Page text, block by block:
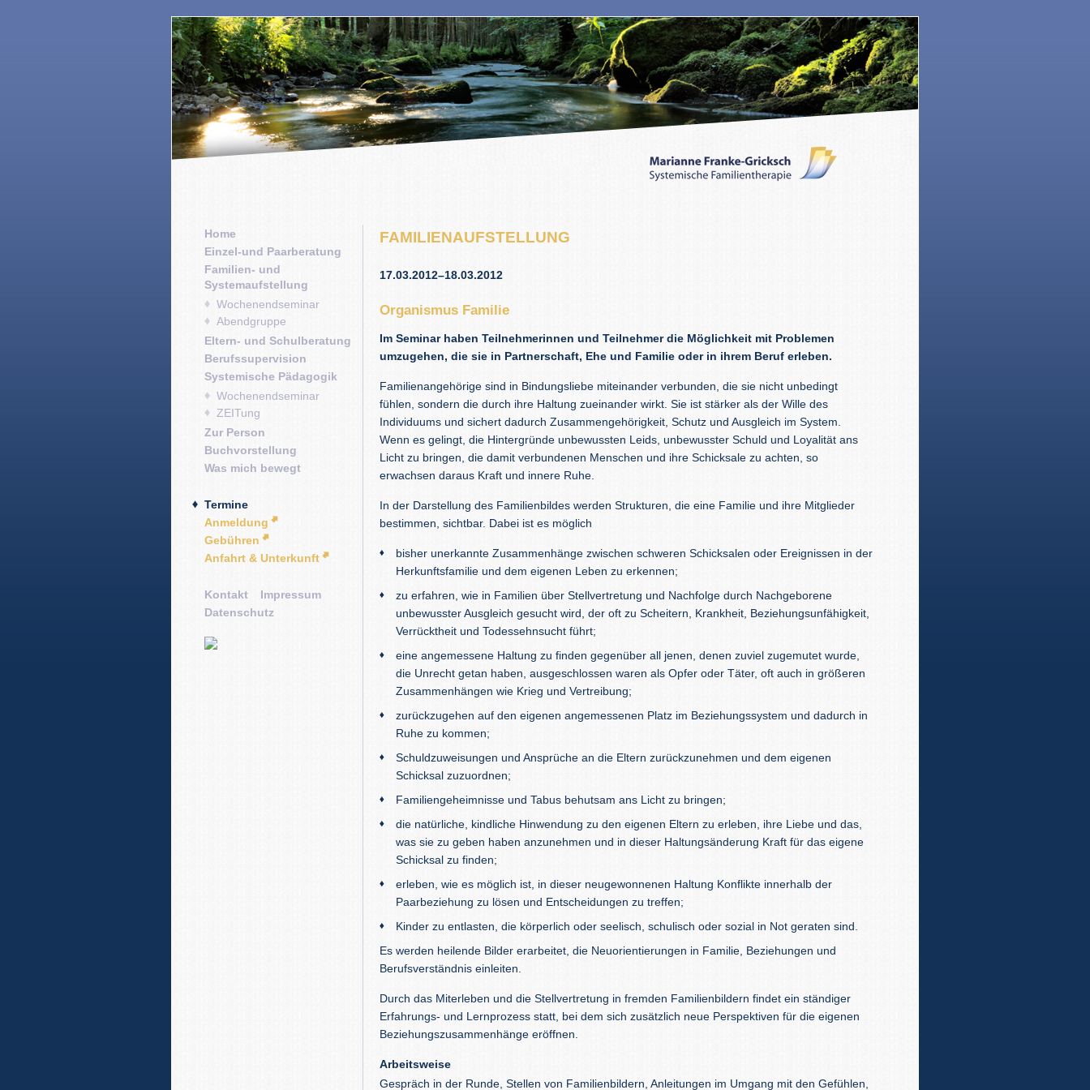
Home
Einzel-und Paarberatung
Familien- und
Systemaufstellung
Wochenendseminar
Abendgruppe
Eltern- und Schulberatung
Berufssupervision
Systemische Pädagogik
Wochenendseminar
ZEITung
Zur Person
Buchvorstellung
Was mich bewegt
Termine
Anmeldung
Gebühren
Anfahrt & Unterkunft
Kontakt
Impressum
Datenschutz
FAMILIENAUFSTELLUNG
17.03.2012–18.03.2012
Organismus Familie
Im Seminar haben Teilnehmerinnen und Teilnehmer die Möglichkeit mit Problemen
umzugehen, die sie in Partnerschaft, Ehe und Familie oder in ihrem Beruf erleben.
Familienangehörige sind in Bindungsliebe miteinander verbunden, die sie nicht unbedingt
fühlen, sondern die durch ihre Haltung zueinander wirkt. Sie ist stärker als der Wille des
Individuums und sichert dadurch Zusammengehörigkeit, Schutz und Ausgleich im System.
Wenn es gelingt, die Hintergründe unbewussten Leids, unbewusster Schuld und Loyalität ans
Licht zu bringen, die damit verbundenen Menschen und ihre Schicksale zu achten, so
erwachsen daraus Kraft und innere Ruhe.
In der Darstellung des Familienbildes werden Strukturen, die eine Familie und ihre Mitglieder
bestimmen, sichtbar. Dabei ist es möglich
bisher unerkannte Zusammenhänge zwischen schweren Schicksalen oder Ereignissen in der
Herkunftsfamilie und dem eigenen Leben zu erkennen;
zu erfahren, wie in Familien über Stellvertretung und Nachfolge durch Nachgeborene
unbewusster Ausgleich gesucht wird, der oft zu Scheitern, Krankheit, Beziehungsunfähigkeit,
Verrücktheit und Todessehnsucht führt;
eine angemessene Haltung zu finden gegenüber all jenen, denen zuviel zugemutet wurde,
die Unrecht getan haben, ausgeschlossen waren als Opfer oder Täter, oft auch in größeren
Zusammenhängen wie Krieg und Vertreibung;
zurückzugehen auf den eigenen angemessenen Platz im Beziehungssystem und dadurch in
Ruhe zu kommen;
Schuldzuweisungen und Ansprüche an die Eltern zurückzunehmen und dem eigenen
Schicksal zuzuordnen;
Familiengeheimnisse und Tabus behutsam ans Licht zu bringen;
die natürliche, kindliche Hinwendung zu den eigenen Eltern zu erleben, ihre Liebe und das,
was sie zu geben haben anzunehmen und in dieser Haltungsänderung Kraft für das eigene
Schicksal zu finden;
erleben, wie es möglich ist, in dieser neugewonnenen Haltung Konflikte innerhalb der
Paarbeziehung zu lösen und Entscheidungen zu treffen;
Kinder zu entlasten, die körperlich oder seelisch, schulisch oder sozial in Not geraten sind.
Es werden heilende Bilder erarbeitet, die Neuorientierungen in Familie, Beziehungen und
Berufsverständnis einleiten.
Durch das Miterleben und die Stellvertretung in fremden Familienbildern findet ein ständiger
Erfahrungs- und Lernprozess statt, bei dem sich zusätzlich neue Perspektiven für die eigenen
Beziehungszusammenhänge eröffnen.
Arbeitsweise
Gespräch in der Runde, Stellen von Familienbildern, Anleitungen im Umgang mit den Gefühlen,